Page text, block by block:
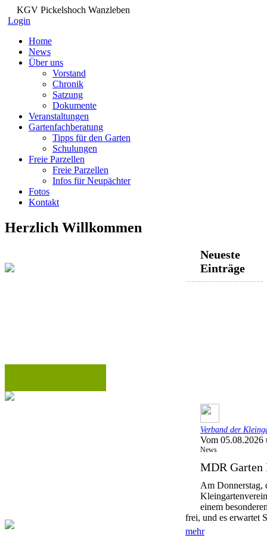
KGV Pickelshoch Wanzleben
Login
Home
News
Über uns
Vorstand
Chronik
Satzung
Dokumente
Veranstaltungen
Gartenfachberatung
Tipps für den Garten
Schulungen
Freie Parzellen
Freie Parzellen
Infos für Neupächter
Fotos
Kontakt
Herzlich Willkommen
Neueste
Einträge
Verband der
Vom 05.08.2026
News
MDR Garten
Am Donnerstag,
einem
frei, und es erwartet
mehr